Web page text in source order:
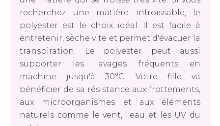
recherchez une matière infroissable, le
polyester est le choix idéal. Il est facile à
entretenir, sèche vite et permet d'évacuer la
transpiration. Le polyester peut aussi
supporter les lavages fréquents en
machine jusqu'à 30°C. Votre fille va
bénéficier de sa résistance aux frottements,
aux microorganismes et aux éléments
naturels comme le vent, l'eau et les UV du